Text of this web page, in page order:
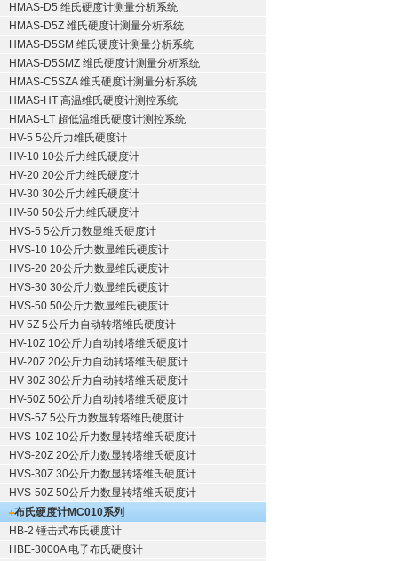
HMAS-D5 维氏硬度计测量分析系统
HMAS-D5Z 维氏硬度计测量分析系统
HMAS-D5SM 维氏硬度计测量分析系统
HMAS-D5SMZ 维氏硬度计测量分析系统
HMAS-C5SZA 维氏硬度计测量分析系统
HMAS-HT 高温维氏硬度计测控系统
HMAS-LT 超低温维氏硬度计测控系统
HV-5 5公斤力维氏硬度计
HV-10 10公斤力维氏硬度计
HV-20 20公斤力维氏硬度计
HV-30 30公斤力维氏硬度计
HV-50 50公斤力维氏硬度计
HVS-5 5公斤力数显维氏硬度计
HVS-10 10公斤力数显维氏硬度计
HVS-20 20公斤力数显维氏硬度计
HVS-30 30公斤力数显维氏硬度计
HVS-50 50公斤力数显维氏硬度计
HV-5Z 5公斤力自动转塔维氏硬度计
HV-10Z 10公斤力自动转塔维氏硬度计
HV-20Z 20公斤力自动转塔维氏硬度计
HV-30Z 30公斤力自动转塔维氏硬度计
HV-50Z 50公斤力自动转塔维氏硬度计
HVS-5Z 5公斤力数显转塔维氏硬度计
HVS-10Z 10公斤力数显转塔维氏硬度计
HVS-20Z 20公斤力数显转塔维氏硬度计
HVS-30Z 30公斤力数显转塔维氏硬度计
HVS-50Z 50公斤力数显转塔维氏硬度计
布氏硬度计MC010系列
HB-2 锤击式布氏硬度计
HBE-3000A 电子布氏硬度计